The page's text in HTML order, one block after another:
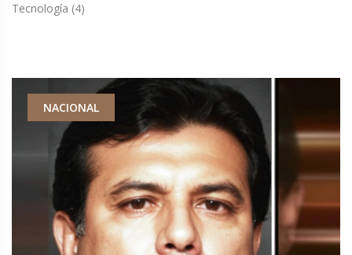
Tecnología (4)
NACIONAL